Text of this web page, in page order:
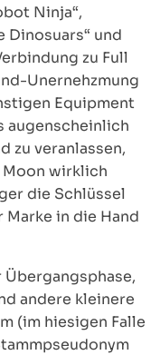
Ninja“,
Dinosuars“ und
zu Full
Unernehzmung
Equipment
augenscheinlich
zu veranlassen,
Moon wirklich
die Schlüssel
in die Hand
Übergangsphase,
andere kleinere
(im hiesigen Falle